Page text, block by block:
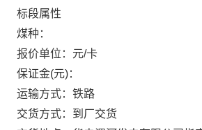
标段属性
煤种：
报价单位：元/卡
保证金(元)：
运输方式：铁路
交货方式：到厂交货